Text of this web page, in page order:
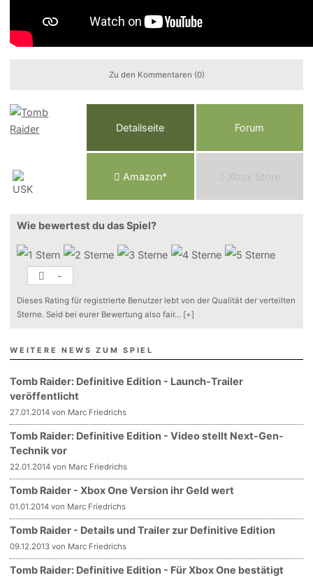
Zu den Kommentaren (0)
Detailseite Forum
Amazon* Xbox Store
Wie bewertest du das Spiel?
-
Dieses Rating für registrierte Benutzer lebt von der Qualität der verteilten
Sterne. Seid bei eurer Bewertung also fair... [+]
WEITERE NEWS ZUM SPIEL
Tomb Raider: Definitive Edition - Launch-Trailer
veröffentlicht
27.01.2014 von Marc Friedrichs
Tomb Raider: Definitive Edition - Video stellt Next-Gen-
Technik vor
22.01.2014 von Marc Friedrichs
Tomb Raider - Xbox One Version ihr Geld wert
01.01.2014 von Marc Friedrichs
Tomb Raider - Details und Trailer zur Definitive Edition
09.12.2013 von Marc Friedrichs
Tomb Raider: Definitive Edition - Für Xbox One bestätigt